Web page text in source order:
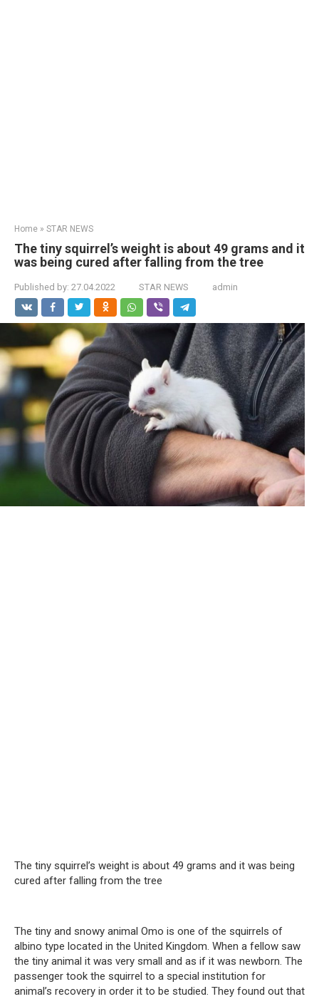
Home » STAR NEWS
The tiny squirrel’s weight is about 49 grams and it
was being cured after falling from the tree
Published by: 27.04.2022 STAR NEWS admin
The tiny squirrel’s weight is about 49 grams and it was being
cured after falling from the tree
The tiny and snowy animal Omo is one of the squirrels of
albino type located in the United Kingdom. When a fellow saw
the tiny animal it was very small and as if it was newborn. The
passenger took the squirrel to a special institution for
animal’s recovery in order it to be studied. They found out that